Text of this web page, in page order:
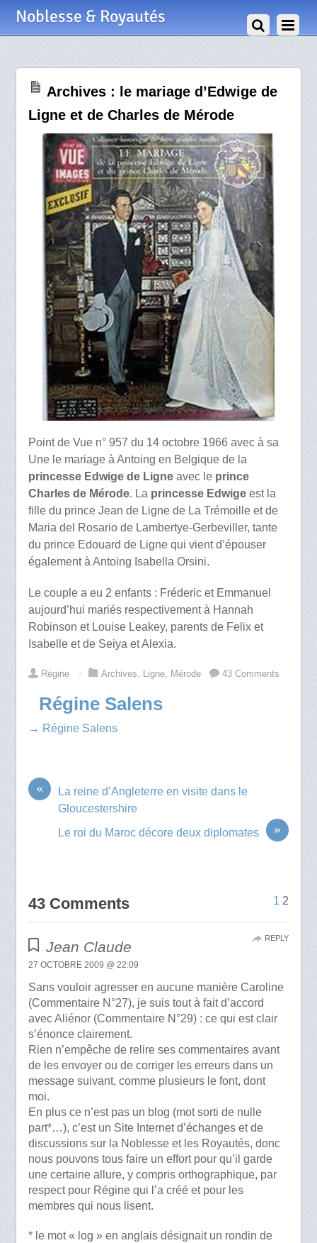
Noblesse & Royautés
Archives : le mariage d’Edwige de
Ligne et de Charles de Mérode
Point de Vue n° 957 du 14 octobre 1966 avec à sa
Une le mariage à Antoing en Belgique de la
princesse Edwige de Ligneavec le prince
Charles de Mérode. La princesse Edwigeest la
fille du prince Jean de Ligne de La Trémoille et de
Maria del Rosario de Lambertye-Gerbeviller, tante
du prince Edouard de Ligne qui vient d’épouser
également à Antoing Isabella Orsini.
Le couple a eu 2 enfants : Fréderic et Emmanuel
aujourd’hui mariés respectivement à Hannah
Robinson et Louise Leakey, parents de Felix et
Isabelle et de Seiya et Alexia.
Régine ⋅ Archives Ligne, Mérode 43 Comments
Régine Salens
→ Régine Salens
«
La reine d’Angleterre en visite dans le
Gloucestershire
»
Le roi du Maroc décore deux diplomates
43 Comments 1 2
Jean Claude
27 OCTOBRE 2009 @ 22:09
Sans vouloir agresser en aucune manière Caroline
(Commentaire N°27), je suis tout à fait d’accord
avec Aliénor (Commentaire N°29) : ce qui est clair
s’énonce clairement.
Rien n’empêche de relire ses commentaires avant
de les envoyer ou de corriger les erreurs dans un
message suivant, comme plusieurs le font, dont
moi.
En plus ce n’est pas un blog (mot sorti de nulle
part*…), c’est un Site Internet d’échanges et de
discussions sur la Noblesse et les Royautés, donc
nous pouvons tous faire un effort pour qu’il garde
une certaine allure, y compris orthographique, par
respect pour Régine qui l’a créé et pour les
membres qui nous lisent.
* le mot « log » en anglais désignait un rondin de
REPLY